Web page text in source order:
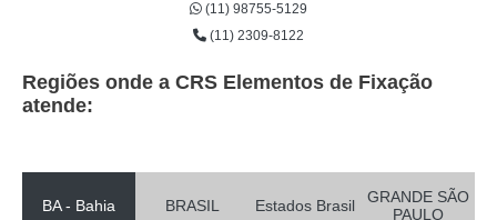
(11) 98755-5129
(11) 2309-8122
Regiões onde a CRS Elementos de Fixação
atende:
BA - Bahia BRASIL Estados Brasil
GRANDE SÃO
PAULO